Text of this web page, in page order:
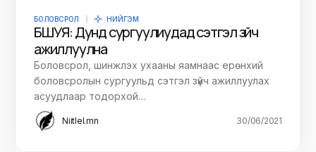
БОЛОВСРОЛ НИЙГЭМ
БШУЯ: Дунд сургуулиудад сэтгэл зүйч
ажиллуулна
Боловсрол, шинжлэх ухааны яамнаас ерөнхий
боловсролын сургуульд сэтгэл зүйч ажиллуулах
асуудлаар тодорхой…
Niitlel.mn 30/06/2021